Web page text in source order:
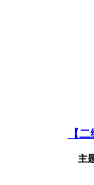
【
主